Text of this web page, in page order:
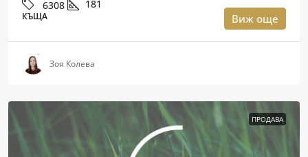
6308 181
КЪЩА Виж още
Зоя Колева
ПРОДАВА